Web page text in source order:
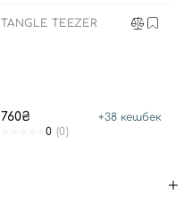
TANGLE TEEZER
760₴ +38 кешбек
0 (0)